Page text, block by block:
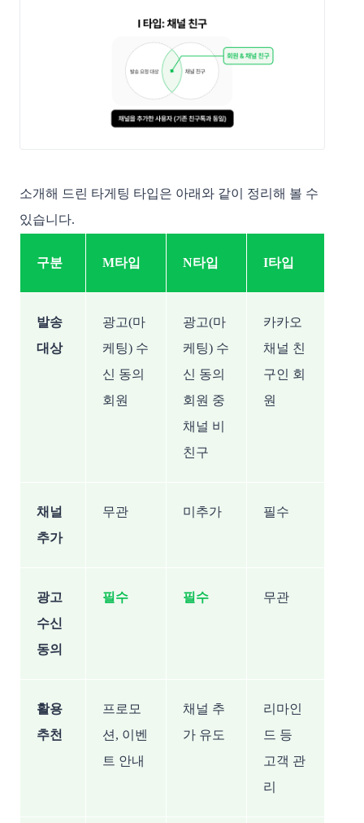
소개해 드린 타게팅 타입은 아래와 같이 정리해 볼 수
있습니다.
구분 M타입 N타입 I타입
발송
대상
광고(마
케팅) 수
신 동의
회원
광고(마
케팅) 수
신 동의
회원 중
채널 비
친구
카카오
채널 친
구인 회
원
채널
추가
무관 미추가 필수
광고
수신
동의
필수 필수 무관
활용
추천
프로모
션, 이벤
트 안내
채널 추
가 유도
리마인
드 등
고객 관
리